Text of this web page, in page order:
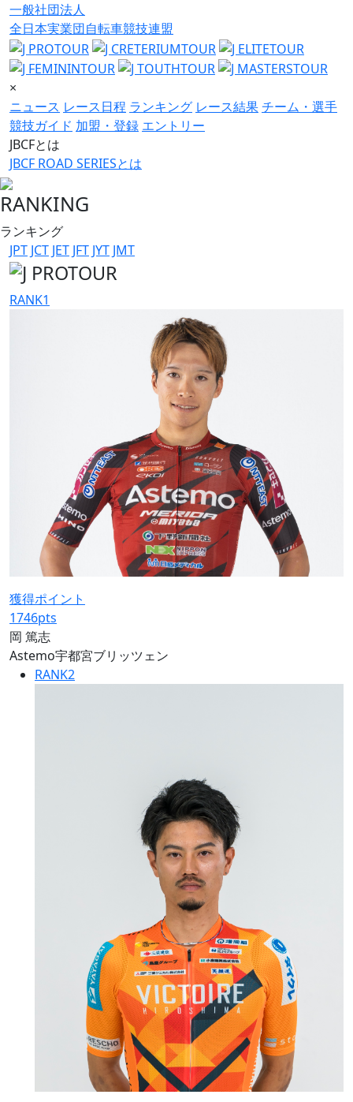
一般社団法人
全日本実業団自転車競技連盟
×
ニュース レース日程 ランキング レース結果チーム・選手
競技ガイド 加盟・登録 エントリー
JBCFとは
JBCF ROAD SERIESとは
RANKING
ランキング
JPT JCT JET JFT JYT JMT
RANK1
獲得ポイント
1746pts
岡 篤志
Astemo宇都宮ブリッツェン
RANK2